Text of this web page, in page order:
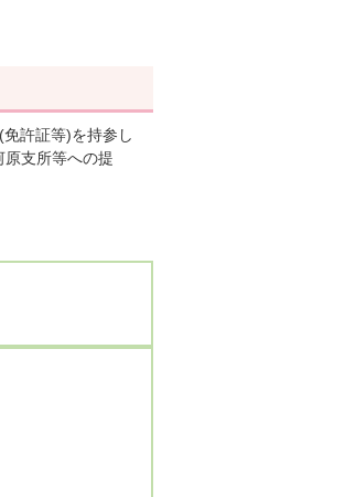
許証等)を持参し
支所等への提